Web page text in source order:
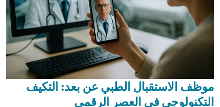
موظف الاستقبال الطبي عن بعد: التكيف
التكنولوجي في العصر الرقمي